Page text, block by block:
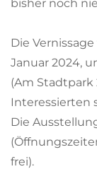
bisher noch
Die
Januar 2024,
(Am Stadtpark
Interessierten
Die
frei).